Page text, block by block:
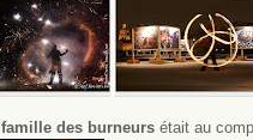
famille des burneurs était au